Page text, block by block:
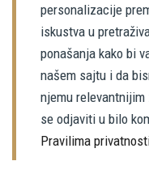
personalizacije
iskustva u
ponašanja kako bi
našem sajtu i da
njemu
se odjaviti u bilo
Pravilima